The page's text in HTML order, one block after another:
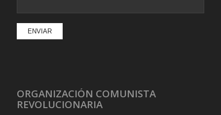
ORGANIZACIÓN COMUNISTA
REVOLUCIONARIA